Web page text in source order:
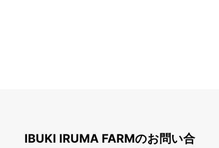
IBUKI IRUMA FARMのお問い合